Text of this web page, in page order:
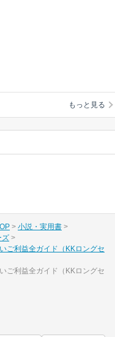
もっと見る
小説・実用書
ズ
ご利益全ガイド（KKロングセ
ご利益全ガイド（KKロングセ